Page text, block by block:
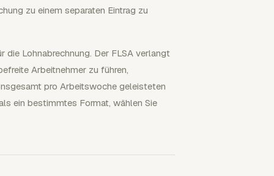
zu einem separaten Eintrag zu
Lohnabrechnung. Der FLSA verlangt
Arbeitnehmer zu führen,
pro Arbeitswoche geleisteten
ein bestimmtes Format, wählen Sie